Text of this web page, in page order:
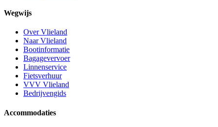
Wegwijs
Over Vlieland
Naar Vlieland
Bootinformatie
Bagagevervoer
Linnenservice
Fietsverhuur
VVV Vlieland
Bedrijvengids
Accommodaties